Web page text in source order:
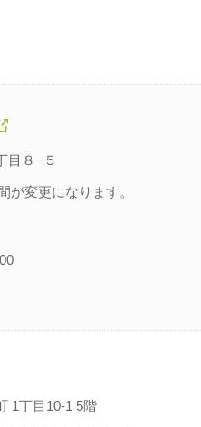
目８−５
が変更になります。
1丁目10-1 5階